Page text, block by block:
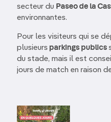
secteur du Paseo de la
environnantes.
Pour les visiteurs qui se
plusieurs parkings publics
du stade, mais il est
jours de match en raison